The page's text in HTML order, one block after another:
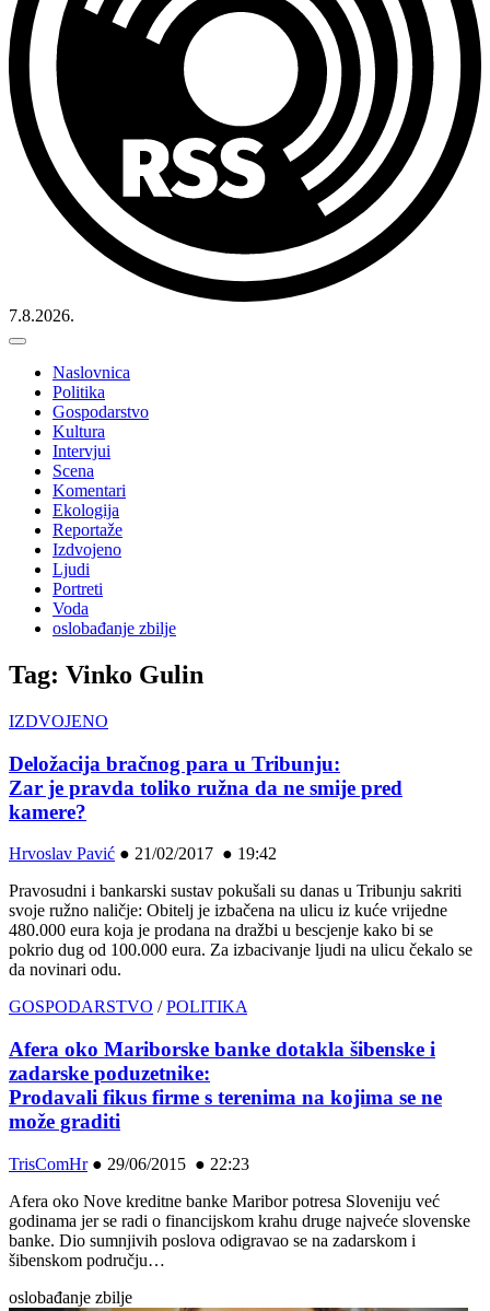
7.8.2026.
Naslovnica
Politika
Gospodarstvo
Kultura
Intervjui
Scena
Komentari
Ekologija
Reportaže
Izdvojeno
Ljudi
Portreti
Voda
oslobađanje zbilje
Tag: Vinko Gulin
IZDVOJENO
Deložacija bračnog para u Tribunju:
Zar je pravda toliko ružna da ne smije pred
kamere?
Hrvoslav Pavić ● 21/02/2017 ● 19:42
Pravosudni i bankarski sustav pokušali su danas u Tribunju sakriti
svoje ružno naličje: Obitelj je izbačena na ulicu iz kuće vrijedne
480.000 eura koja je prodana na dražbi u bescjenje kako bi se
pokrio dug od 100.000 eura. Za izbacivanje ljudi na ulicu čekalo se
da novinari odu.
GOSPODARSTVO /POLITIKA
Afera oko Mariborske banke dotakla šibenske i
zadarske poduzetnike:
Prodavali fikus firme s terenima na kojima se ne
može graditi
TrisComHr● 29/06/2015 ● 22:23
Afera oko Nove kreditne banke Maribor potresa Sloveniju već
godinama jer se radi o financijskom krahu druge najveće slovenske
banke. Dio sumnjivih poslova odigravao se na zadarskom i
šibenskom području…
oslobađanje zbilje